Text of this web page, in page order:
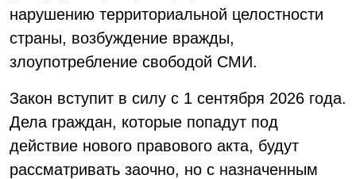
нарушению территориальной целостности
страны, возбуждение вражды,
злоупотребление свободой СМИ.
Закон вступит в силу с 1 сентября 2026 года.
Дела граждан, которые попадут под
действие нового правового акта, будут
рассматривать заочно, но с назначенным